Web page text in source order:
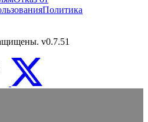
Политика
v0.7.51